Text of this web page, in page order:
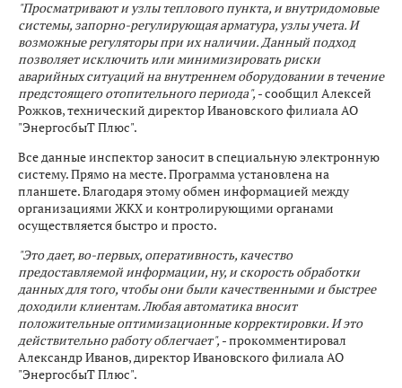
"Просматривают и узлы теплового пункта, и внутридомовые
системы, запорно-регулирующая арматура, узлы учета. И
возможные регуляторы при их наличии. Данный подход
позволяет исключить или минимизировать риски
аварийных ситуаций на внутреннем оборудовании в течение
предстоящего отопительного периода", - сообщил Алексей
Рожков, технический директор Ивановского филиала АО
"ЭнергосбыТ Плюс".
Все данные инспектор заносит в специальную электронную
систему. Прямо на месте. Программа установлена на
планшете. Благодаря этому обмен информацией между
организациями ЖКХ и контролирующими органами
осуществляется быстро и просто.
"Это дает, во-первых, оперативность, качество
предоставляемой информации, ну, и скорость обработки
данных для того, чтобы они были качественными и быстрее
доходили клиентам. Любая автоматика вносит
положительные оптимизационные корректировки. И это
действительно работу облегчает", - прокомментировал
Александр Иванов, директор Ивановского филиала АО
"ЭнергосбыТ Плюс".